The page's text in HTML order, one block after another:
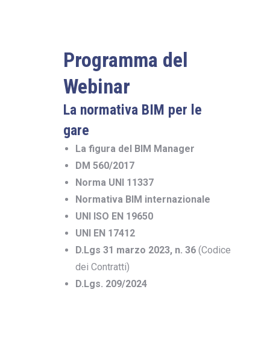
Programma del
Webinar
La normativa BIM per le
gare
La figura del BIM Manager
DM 560/2017
Norma UNI 11337
Normativa BIM internazionale
UNI ISO EN 19650
UNI EN 17412
D.Lgs 31 marzo 2023, n. 36 (Codice
dei Contratti)
D.Lgs. 209/2024